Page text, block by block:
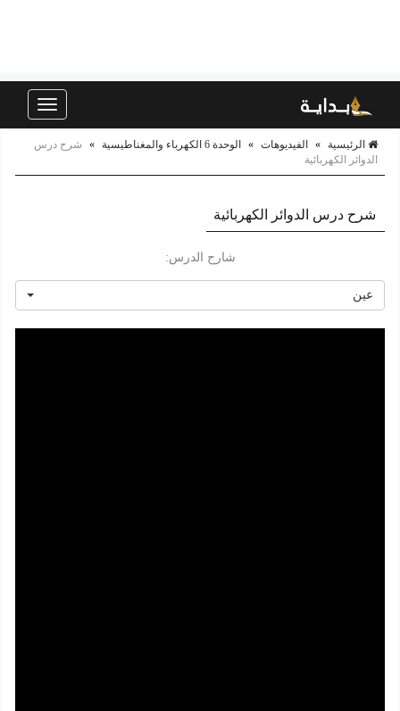
Toggle
الرئيسية » الفيديوهات » الوحدة 6 الكهرباء والمغناطيسية »
شرح درس
الدوائر الكهربائية
شرح درس الدوائر الكهربائية
شارح الدرس:
عين